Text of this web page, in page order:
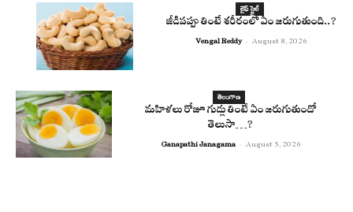
లైఫ్ స్టైల్
జీడిపప్పు తింటే శరీరంలో ఏం జరుగుతుంది..?
Vengal Reddy - August 8, 2026
తెలంగాణ
మహిళలు రోజూ గుడ్లు తింటే ఏం జరుగుతుందో
తెలుసా…?
Ganapathi Janagama - August 5, 2026